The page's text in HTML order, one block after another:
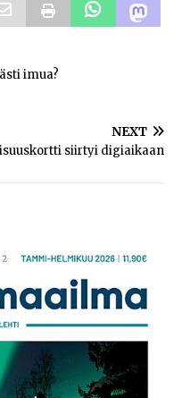
imua?
NEXT
siirtyi digiaikaan